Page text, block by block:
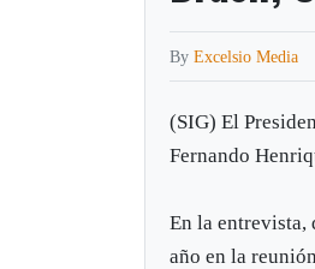
ByExcelsio Media
(SIG) El
Fernando
En la entrevista,
año en la